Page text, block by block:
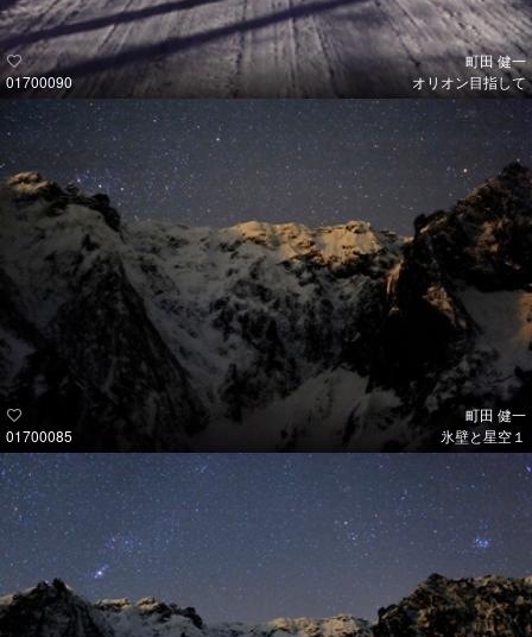
01700090
町田 健一
オリオン目指して
01700085
町田 健一
氷壁と星空１